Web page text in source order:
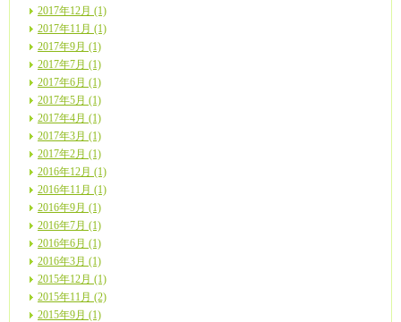
2017年12月 (1)
2017年11月 (1)
2017年9月 (1)
2017年7月 (1)
2017年6月 (1)
2017年5月 (1)
2017年4月 (1)
2017年3月 (1)
2017年2月 (1)
2016年12月 (1)
2016年11月 (1)
2016年9月 (1)
2016年7月 (1)
2016年6月 (1)
2016年3月 (1)
2015年12月 (1)
2015年11月 (2)
2015年9月 (1)